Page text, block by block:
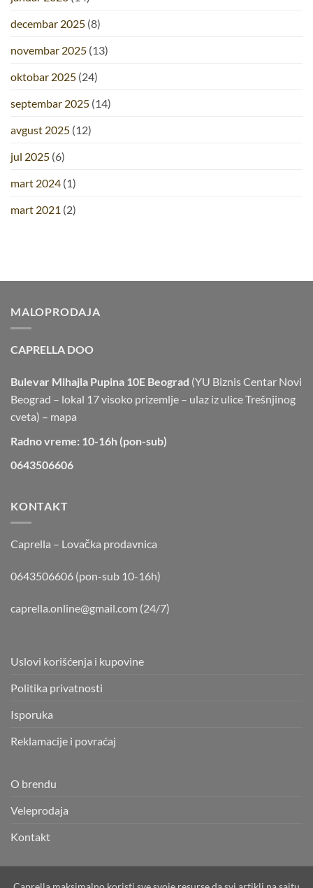
decembar 2025 (8)
novembar 2025 (13)
oktobar 2025 (24)
septembar 2025 (14)
avgust 2025 (12)
jul 2025 (6)
mart 2024 (1)
mart 2021 (2)
MALOPRODAJA
CAPRELLA DOO
Bulevar Mihajla Pupina 10E Beograd (YU Biznis Centar Novi
Beograd – lokal 17 visoko prizemlje – ulaz iz ulice Trešnjinog
cveta) – mapa
Radno vreme: 10-16h (pon-sub)
0643506606
KONTAKT
Caprella – Lovačka prodavnica
0643506606 (pon-sub 10-16h)
caprella.online@gmail.com (24/7)
Uslovi korišćenja i kupovine
Politika privatnosti
Isporuka
Reklamacije i povraćaj
O brendu
Veleprodaja
Kontakt